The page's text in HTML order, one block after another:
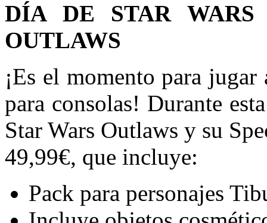
DÍA DE STAR
OUTLAWS
¡Es el momento para
para consolas! Durante
Star Wars Outlaws y su
49,99€, que incluye:
Pack para personajes